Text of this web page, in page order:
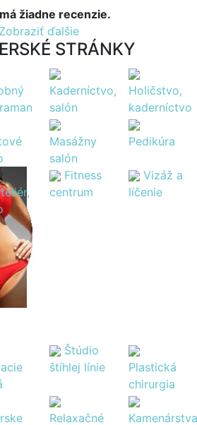
žiadne recenzie.
Zobraziť ďalšie
STRÁNKY
Kaderníctvo,
salón
Holičstvo,
kaderníctvo
Masážny
salón
Pedikúra
Fitness
centrum
Vizáž a
líčenie
Štúdio
štíhlej línie
Plastická
chirurgia
Relaxačné Kamenárstva